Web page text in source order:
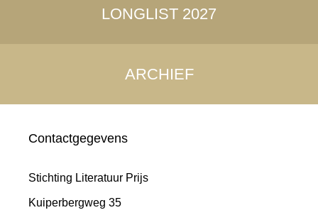
LONGLIST 2027
ARCHIEF
Contactgegevens
Stichting Literatuur Prijs
Kuiperbergweg 35